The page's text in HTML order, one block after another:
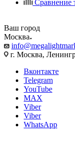
Сравнение
Ваш город
Москва
г. Москва,
Вконтакте
Telegram
YouTube
MAX
Viber
Viber
WhatsApp